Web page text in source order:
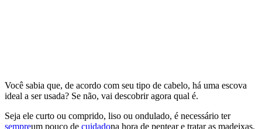
Você sabia que, de acordo com seu tipo de cabelo, há uma escova
ideal a ser usada? Se não, vai descobrir agora qual é.
Seja ele curto ou comprido, liso ou ondulado, é necessário ter
sempreum pouco de cuidadona hora de pentear e tratar as madeixas.